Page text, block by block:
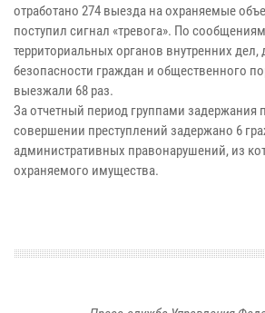
отработано 274 выезда на охраняемые
поступил сигнал «тревога». По
территориальных органов внутренних дел,
безопасности граждан и общественного
выезжали 68 раз.
За отчетный период группами задержания
совершении преступлений задержано 6
административных правонарушений, из
охраняемого имущества.